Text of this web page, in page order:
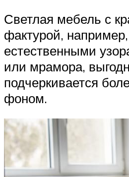
Светлая мебель с
фактурой,
естественными
или мрамора,
подчеркивается
фоном.